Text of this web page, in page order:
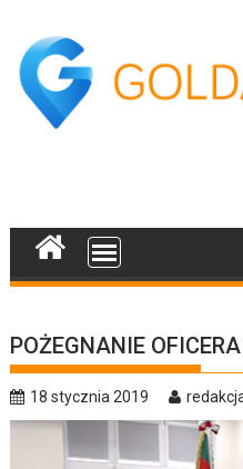
content
POŻEGNANIE
18 stycznia 2019